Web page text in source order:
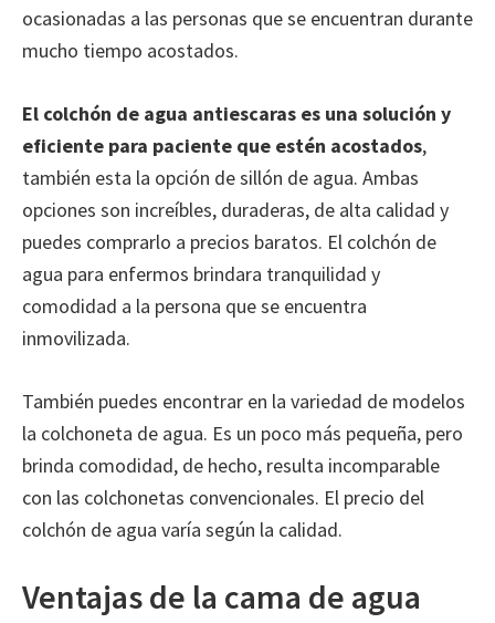
ocasionadas a las personas que se encuentran durante
mucho tiempo acostados.
El colchón de agua antiescaras es una solución y
eficiente para paciente que estén acostados,
también esta la opción de sillón de agua. Ambas
opciones son increíbles, duraderas, de alta calidad y
puedes comprarlo a precios baratos. El colchón de
agua para enfermos brindara tranquilidad y
comodidad a la persona que se encuentra
inmovilizada.
También puedes encontrar en la variedad de modelos
la colchoneta de agua. Es un poco más pequeña, pero
brinda comodidad, de hecho, resulta incomparable
con las colchonetas convencionales. El precio del
colchón de agua varía según la calidad.
Ventajas de la cama de agua